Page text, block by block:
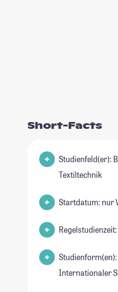
Short-Facts
Studienfeld(er): Bekleidungstechnik,
Textiltechnik
Startdatum: nur
Internationaler